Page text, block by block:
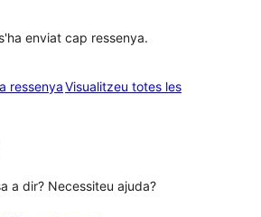
enviat cap ressenya.
ressenyaVisualitzeu totes lesressenyes
a dir? Necessiteu ajuda?